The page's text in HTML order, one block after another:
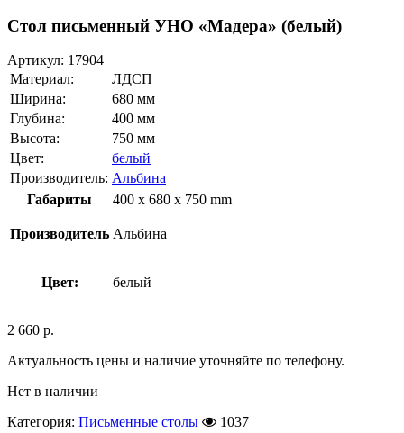
Стол письменный УНО «Мадера» (белый)
Артикул: 17904
Материал:
ЛДСП
Ширина:
680 мм
Глубина:
400 мм
Высота:
750 мм
Цвет:
белый
Производитель: Альбина
Габариты
400 x 680 x 750 mm
Производитель Альбина
Цвет: белый
2 660 р.
Актуальность цены и наличие уточняйте по телефону.
Нет в наличии
Категория: Письменные столы
1037